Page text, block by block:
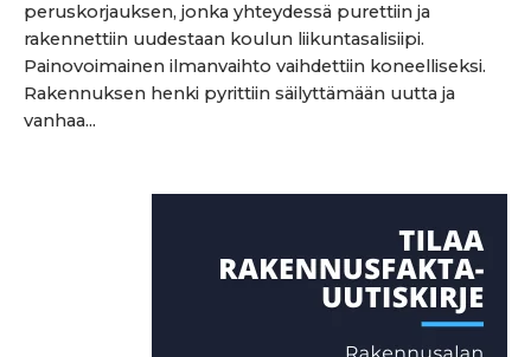
peruskorjauksen, jonka yhteydessä purettiin ja
rakennettiin uudestaan koulun liikuntasalisiipi.
Painovoimainen ilmanvaihto vaihdettiin koneelliseksi.
Rakennuksen henki pyrittiin säilyttämään uutta ja
vanhaa...